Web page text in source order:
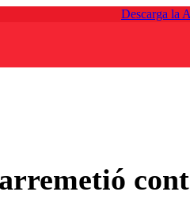
Descarga la